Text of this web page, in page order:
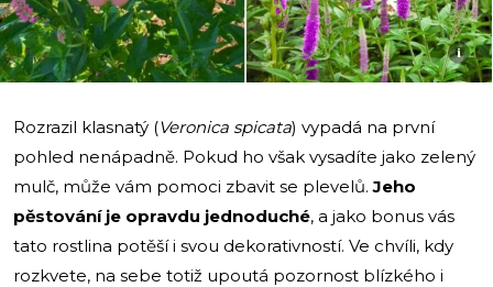
i
Rozrazil klasnatý (Veronica spicata) vypadá na první
pohled nenápadně. Pokud ho však vysadíte jako zelený
mulč, může vám pomoci zbavit se plevelů.Jeho
pěstování je opravdu jednoduché, a jako bonus vás
tato rostlina potěší i svou dekorativností. Ve chvíli, kdy
rozkvete, na sebe totiž upoutá pozornost blízkého i